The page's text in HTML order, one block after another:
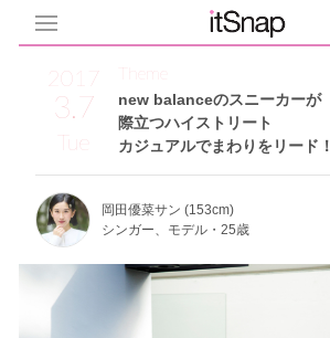
2017
3.7
Tue
new balanceのスニーカーが
際立つハイストリート
カジュアルでまわりをリード！
Theme
岡田優菜サン (153cm)
シンガー、モデル・25歳